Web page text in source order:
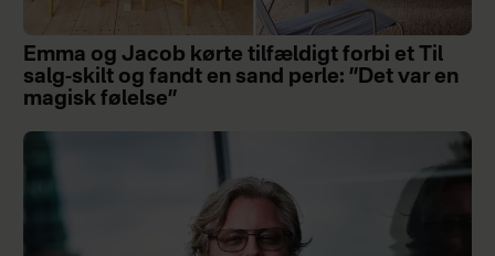
Emma og Jacob kørte tilfældigt forbi et Til
salg-skilt og fandt en sand perle: ”Det var en
magisk følelse”